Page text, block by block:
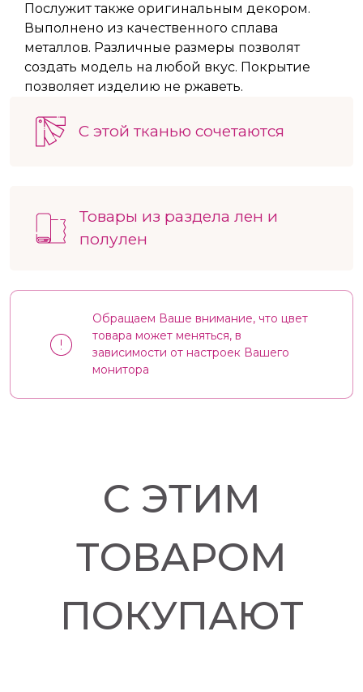
Послужит также оригинальным декором.
Выполнено из качественного сплава
металлов. Различные размеры позволят
создать модель на любой вкус. Покрытие
позволяет изделию не ржаветь.
С этой тканью сочетаются
Товары из раздела лен и
полулен
Обращаем Ваше внимание, что цвет
товара может меняться, в
зависимости от настроек Вашего
монитора
С ЭТИМ
ТОВАРОМ
ПОКУПАЮТ